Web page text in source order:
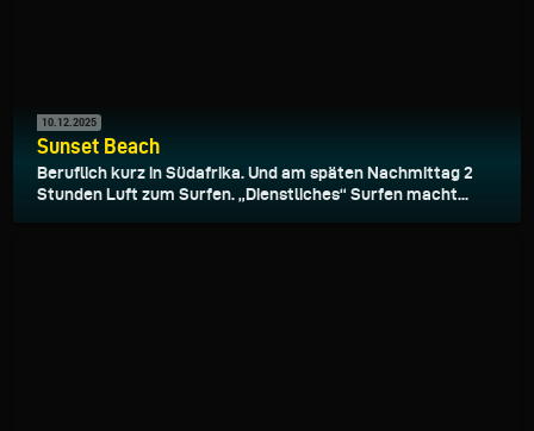
10.12.2025
Sunset Beach
Beruflich kurz in Südafrika. Und am späten Nachmittag 2
Stunden Luft zum Surfen. „Dienstliches“ Surfen macht...